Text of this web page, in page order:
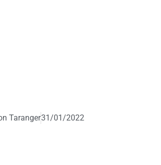
Taranger31/01/2022